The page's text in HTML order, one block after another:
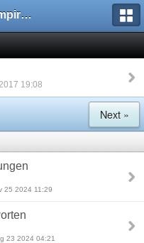
Big Bang Empire - Forum
19:08
Next »
25 2024 11:29
23 2024 04:21